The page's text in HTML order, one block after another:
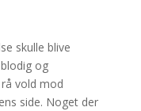
skulle blive
og
vold mod
side. Noget der